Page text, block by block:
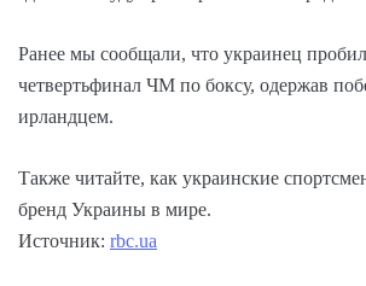
Ранее мы сообщали, что украинец
четвертьфинал ЧМ по боксу, одержав
ирландцем.
Также читайте, как украинские
бренд Украины в мире.
Источник: rbc.ua